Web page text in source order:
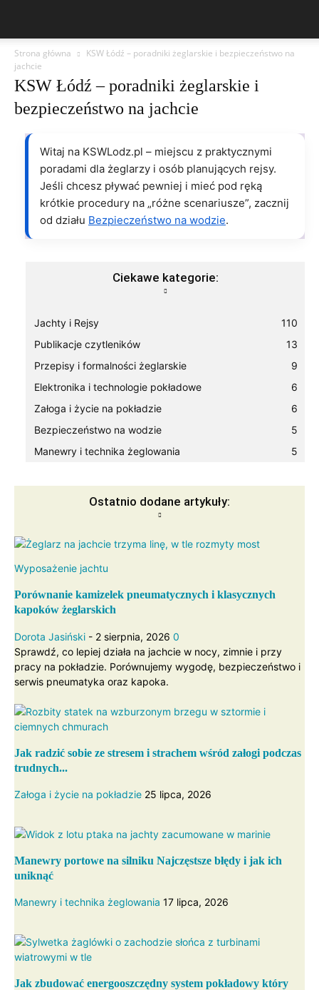
Strona główna
KSW Łódź – poradniki żeglarskie i bezpieczeństwo na
jachcie
KSW Łódź – poradniki żeglarskie i
bezpieczeństwo na jachcie
Witaj na KSWLodz.pl – miejscu z praktycznymi
poradami dla żeglarzy i osób planujących rejsy.
Jeśli chcesz pływać pewniej i mieć pod ręką
krótkie procedury na „różne scenariusze”, zacznij
od działu Bezpieczeństwo na wodzie.
Ciekawe kategorie:
Jachty i Rejsy
110
Publikacje czytleników
13
Przepisy i formalności żeglarskie
9
Elektronika i technologie pokładowe
6
Załoga i życie na pokładzie
6
Bezpieczeństwo na wodzie
5
Manewry i technika żeglowania
5
Ostatnio dodane artykuły:
Wyposażenie jachtu
Porównanie kamizelek pneumatycznych i klasycznych
kapoków żeglarskich
Dorota Jasiński - 2 sierpnia, 2026 0
Sprawdź, co lepiej działa na jachcie w nocy, zimnie i przy
pracy na pokładzie. Porównujemy wygodę, bezpieczeństwo i
serwis pneumatyka oraz kapoka.
Jak radzić sobie ze stresem i strachem wśród załogi podczas
trudnych...
Załoga i życie na pokładzie 25 lipca, 2026
Manewry portowe na silniku Najczęstsze błędy i jak ich
uniknąć
Manewry i technika żeglowania 17 lipca, 2026
Jak zbudować energooszczędny system pokładowy który